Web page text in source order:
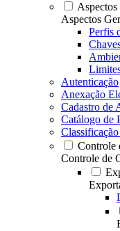
Aspectos
Aspectos
Perfis
Autenticação
Anexação
Cadastro de
Catálogo de
Controle
Controle de